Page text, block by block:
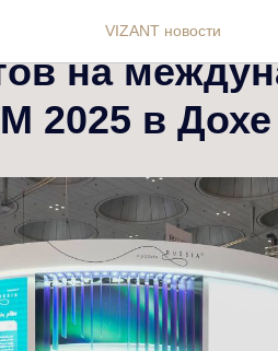
VIZANT новости
на
2025 в Дохе